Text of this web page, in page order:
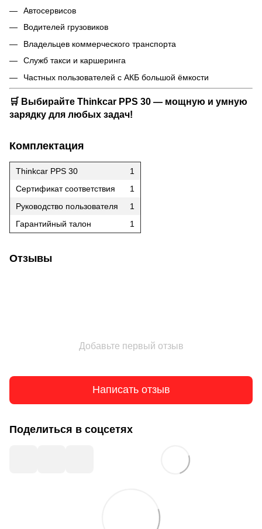
Автосервисов
Водителей грузовиков
Владельцев коммерческого транспорта
Служб такси и каршеринга
Частных пользователей с АКБ большой ёмкости
🛒 Выбирайте Thinkcar PPS 30 — мощную и умную
зарядку для любых задач!
Комплектация
Thinkcar PPS 30
1
Сертификат соответствия
1
Руководство пользователя
1
Гарантийный талон
1
Отзывы
Добавьте первый отзыв
Написать отзыв
Поделиться в соцсетях